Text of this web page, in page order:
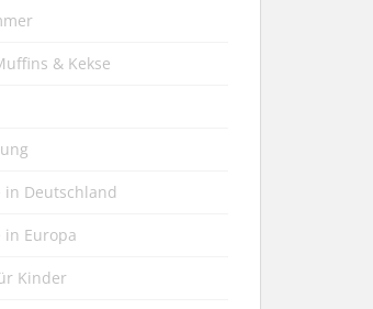
& Kekse
in Deutschland
in Europa
Kinder